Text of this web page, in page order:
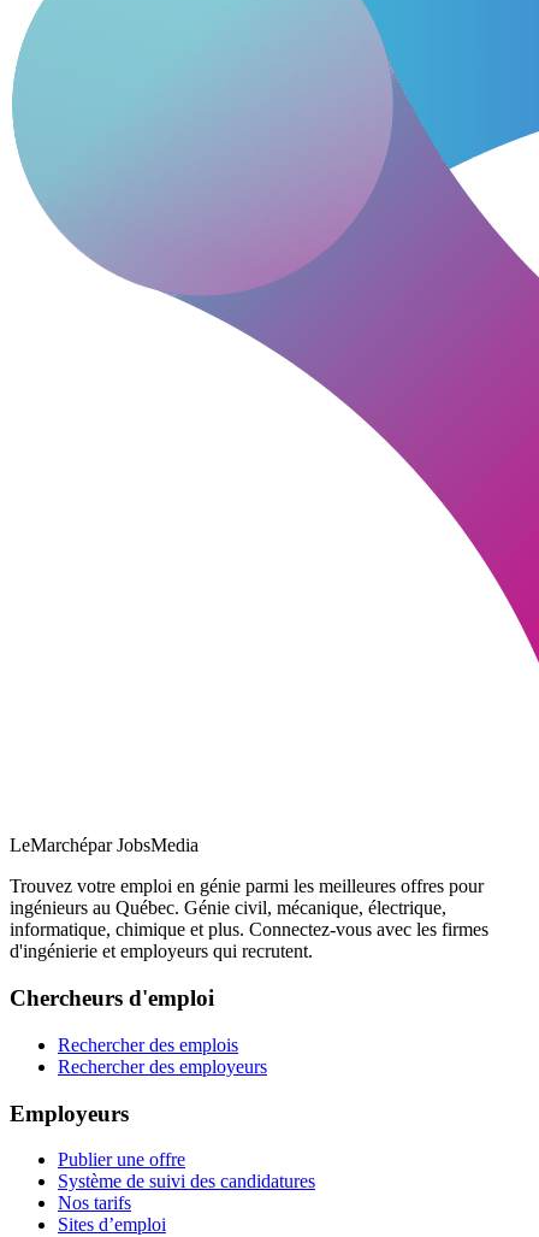
LeMarchépar JobsMedia
Trouvez votre emploi en génie parmi les meilleures offres pour
ingénieurs au Québec. Génie civil, mécanique, électrique,
informatique, chimique et plus. Connectez-vous avec les firmes
d'ingénierie et employeurs qui recrutent.
Chercheurs d'emploi
Rechercher des emplois
Rechercher des employeurs
Employeurs
Publier une offre
Système de suivi des candidatures
Nos tarifs
Sites d’emploi